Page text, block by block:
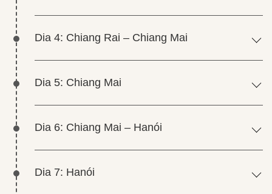
Dia 4: Chiang Rai – Chiang Mai
Dia 5: Chiang Mai
Dia 6: Chiang Mai – Hanói
Dia 7: Hanói